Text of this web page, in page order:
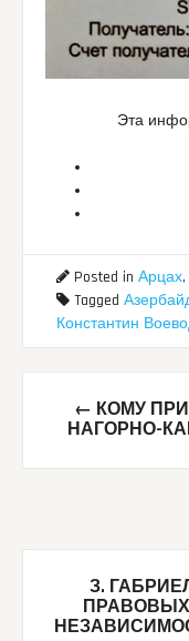
Эта
Posted in Арцах,
Tagged
Константин
Post← КОМУ
НАГОРНО-
З.